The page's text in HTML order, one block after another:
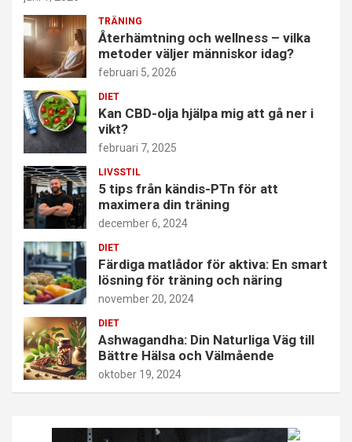
TRÄNING
Återhämtning och wellness – vilka
metoder väljer människor idag?
februari 5, 2026
DIET
Kan CBD-olja hjälpa mig att gå ner i
vikt?
februari 7, 2025
LIVSSTIL
5 tips från kändis-PTn för att
maximera din träning
december 6, 2024
DIET
Färdiga matlådor för aktiva: En smart
lösning för träning och näring
november 20, 2024
DIET
Ashwagandha: Din Naturliga Väg till
Bättre Hälsa och Välmående
oktober 19, 2024